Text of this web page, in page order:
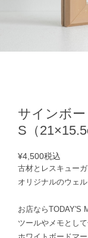
サインボ
S（
¥4,500税込
古材とレスキュー
オリジナルのウェ
お店ならTODAY'S
ツールやメモとし